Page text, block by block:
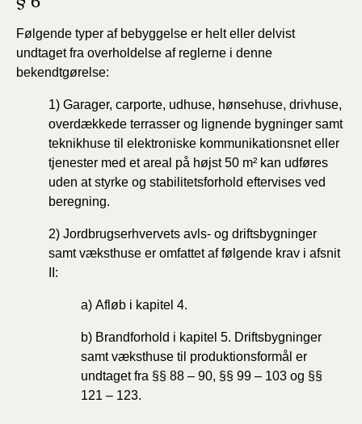
Følgende typer af bebyggelse er helt eller delvist
undtaget fra overholdelse af reglerne i denne
bekendtgørelse:
1) Garager, carporte, udhuse, hønsehuse, drivhuse,
overdækkede terrasser og lignende bygninger samt
teknikhuse til elektroniske kommunikationsnet eller
tjenester med et areal på højst 50 m² kan udføres
uden at styrke og stabilitetsforhold eftervises ved
beregning.
2) Jordbrugserhvervets avls- og driftsbygninger
samt væksthuse er omfattet af følgende krav i afsnit
II:
a) Afløb i kapitel 4.
b) Brandforhold i kapitel 5. Driftsbygninger
samt væksthuse til produktionsformål er
undtaget fra §§ 88 – 90, §§ 99 – 103 og §§
121 – 123.